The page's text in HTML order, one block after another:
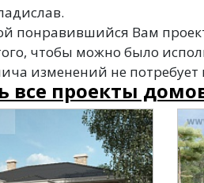
понравившийся Вам
чтобы можно было
изменений не потребует
все проекты